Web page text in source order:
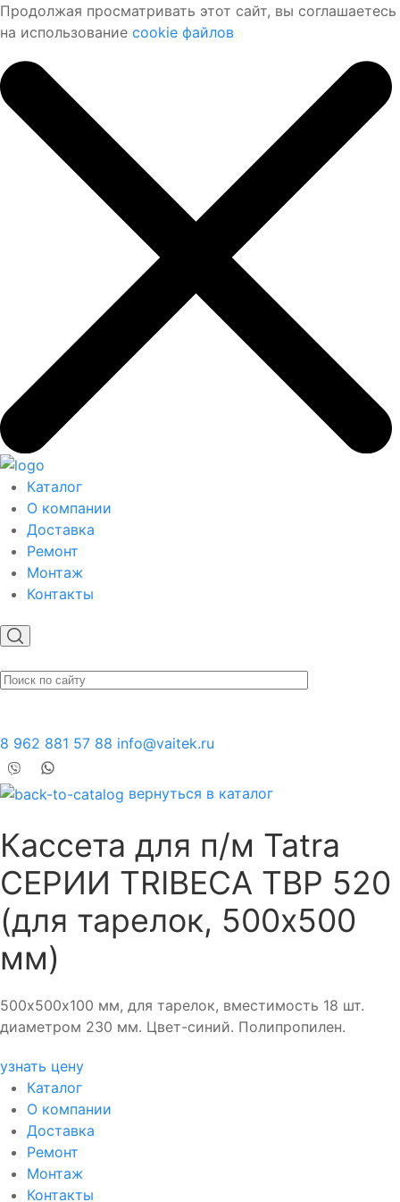
Продолжая просматривать этот сайт, вы соглашаетесь
на использование cookie файлов
Каталог
О компании
Доставка
Ремонт
Монтаж
Контакты
8 962 881 57 88 info@vaitek.ru
вернуться в каталог
Кассета для п/м Tatra
СЕРИИ TRIBECA TBP 520
(для тарелок, 500х500
мм)
500х500х100 мм, для тарелок, вместимость 18 шт.
диаметром 230 мм. Цвет-синий. Полипропилен.
узнать цену
Каталог
О компании
Доставка
Ремонт
Монтаж
Контакты